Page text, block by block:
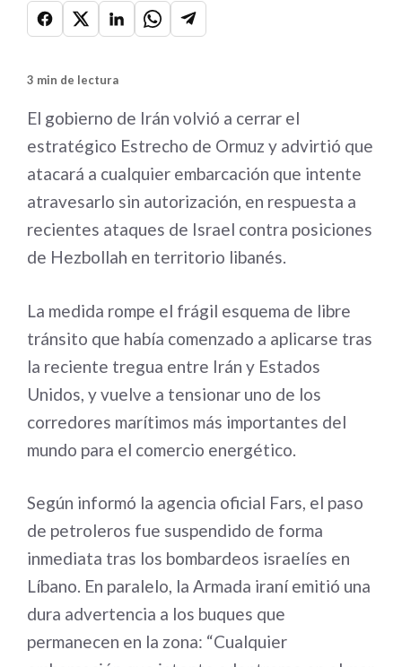
3 min de lectura
El gobierno de Irán volvió a cerrar el
estratégico Estrecho de Ormuz y advirtió que
atacará a cualquier embarcación que intente
atravesarlo sin autorización, en respuesta a
recientes ataques de Israel contra posiciones
de Hezbollah en territorio libanés.
La medida rompe el frágil esquema de libre
tránsito que había comenzado a aplicarse tras
la reciente tregua entre Irán y Estados
Unidos, y vuelve a tensionar uno de los
corredores marítimos más importantes del
mundo para el comercio energético.
Según informó la agencia oficial Fars, el paso
de petroleros fue suspendido de forma
inmediata tras los bombardeos israelíes en
Líbano. En paralelo, la Armada iraní emitió una
dura advertencia a los buques que
permanecen en la zona: “Cualquier